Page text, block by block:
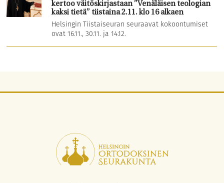
Yhteystiedot
kertoo väitöskirjastaan ”Venäläisen teologian
kaksi tietä” tiistaina 2.11. klo 16 alkaen
Helsingin Tiistaiseuran seuraavat kokoontumiset
ovat 16.11., 30.11. ja 14.12.